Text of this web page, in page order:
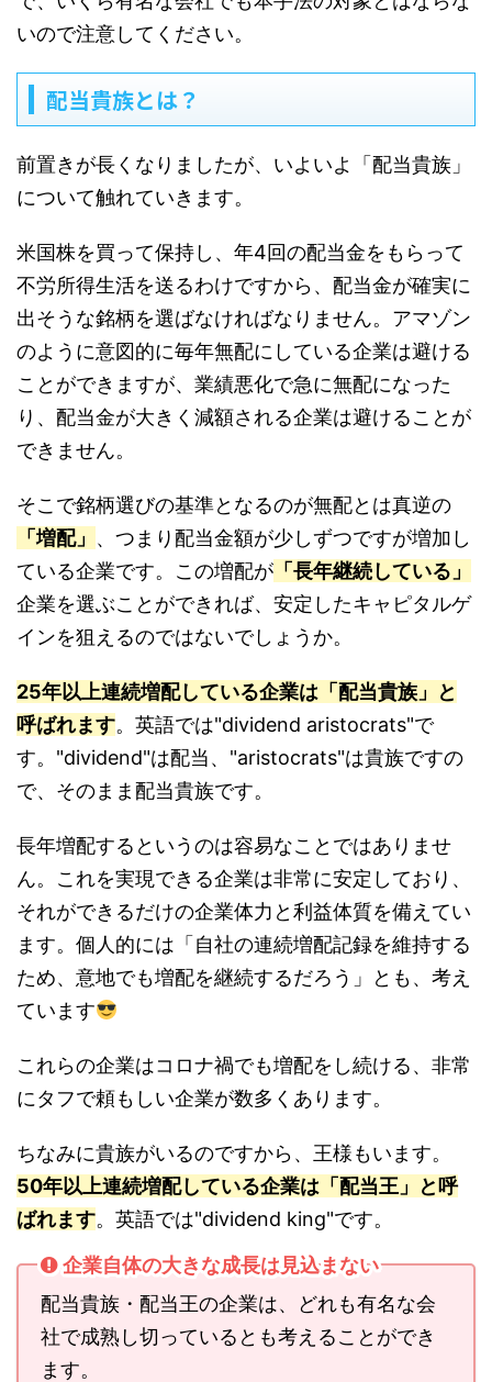
いので注意してください。
配当貴族とは？
前置きが長くなりましたが、いよいよ「配当貴族」
について触れていきます。
米国株を買って保持し、年4回の配当金をもらって
不労所得生活を送るわけですから、配当金が確実に
出そうな銘柄を選ばなければなりません。アマゾン
のように意図的に毎年無配にしている企業は避ける
ことができますが、業績悪化で急に無配になった
り、配当金が大きく減額される企業は避けることが
できません。
そこで銘柄選びの基準となるのが無配とは真逆の
「増配」 、つまり配当金額が少しずつですが増加し
ている企業です。この増配が 「長年継続している」
企業を選ぶことができれば、安定したキャピタルゲ
インを狙えるのではないでしょうか。
25年以上連続増配している企業は「配当貴族」と
呼ばれます。英語では"dividend aristocrats"で
す。"dividend"は配当、"aristocrats"は貴族ですの
で、そのまま配当貴族です。
長年増配するというのは容易なことではありませ
ん。これを実現できる企業は非常に安定しており、
それができるだけの企業体力と利益体質を備えてい
ます。個人的には「自社の連続増配記録を維持する
ため、意地でも増配を継続するだろう」とも、考え
ています
これらの企業はコロナ禍でも増配をし続ける、非常
にタフで頼もしい企業が数多くあります。
ちなみに貴族がいるのですから、王様もいます。
50年以上連続増配している企業は「配当王」と呼
ばれます。英語では"dividend king"です。
企業自体の大きな成長は見込まない
配当貴族・配当王の企業は、どれも有名な会
社で成熟し切っているとも考えることができ
ます。